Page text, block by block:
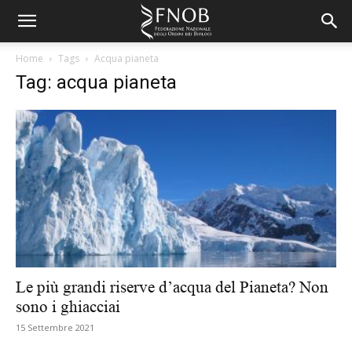
Home Tags Acqua pianeta
Tag: acqua pianeta
Le più grandi riserve d’acqua del Pianeta? Non
sono i ghiacciai
15 Settembre 2021